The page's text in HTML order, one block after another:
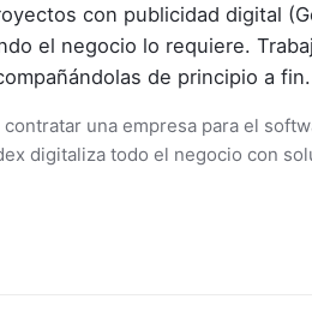
con publicidad digital
el negocio lo requiere.
de principio a fin.
una empresa para el
digitaliza todo el negocio con